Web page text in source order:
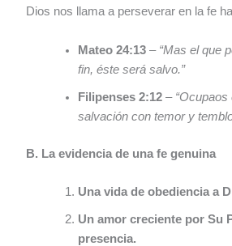
Dios nos llama a perseverar en la fe
Mateo 24:13 – “Mas el que
fin, éste será salvo.”
Filipenses 2:12 –
salvación con temor y
B. La evidencia de una fe genuina
Una vida de obediencia a
Un amor creciente por Su
presencia.